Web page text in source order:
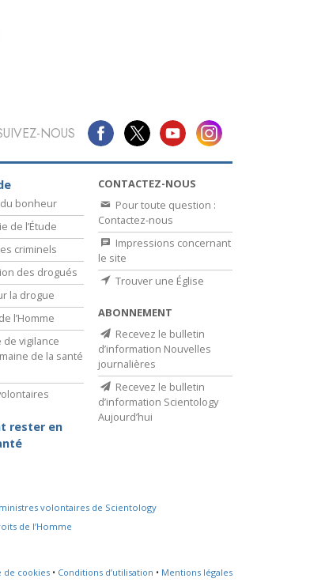
NOUS
bonheur
de l’Étude
criminels
des drogués
la drogue
l’Homme
de vigilance
de la santé
rester en
CONTACTEZ-NOUS
Pour toute question :
Contactez-nous
Impressions concernant
le site
Trouver une Église
ABONNEMENT
Recevez le bulletin
d’information Nouvelles
journalières
Recevez le bulletin
d’information Scientology
Aujourd’hui
volontaires de Scientology
de l’Homme
de cookies • Conditions d’utilisation • Mentions légales